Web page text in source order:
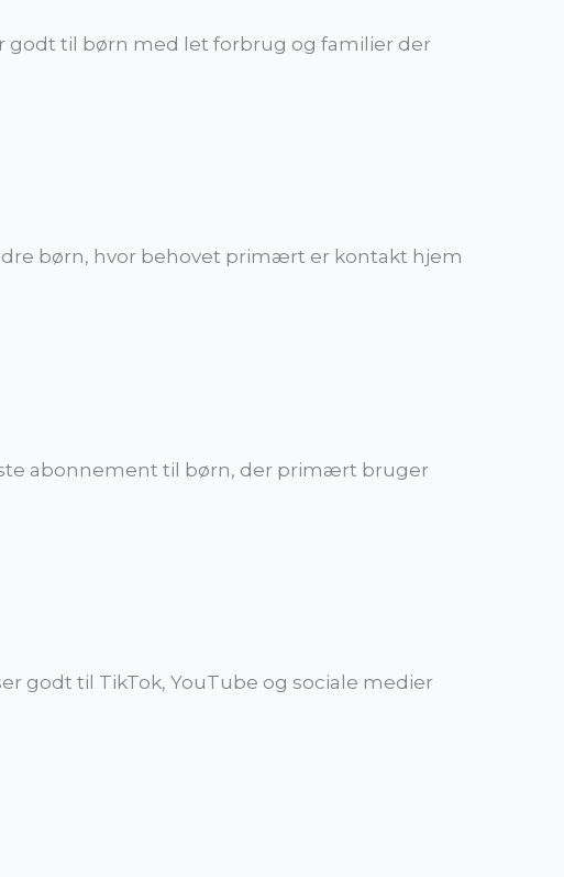
godt til børn med let forbrug og familier der
børn, hvor behovet primært er kontakt hjem
abonnement til børn, der primært bruger
godt til TikTok, YouTube og sociale medier